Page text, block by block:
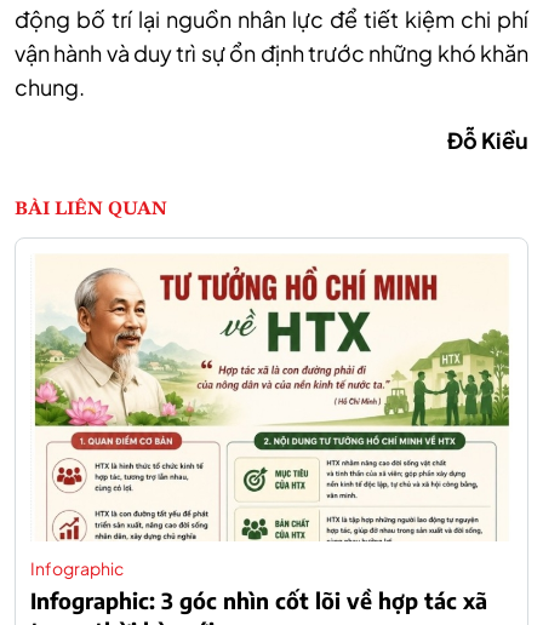
động bố trí lại nguồn nhân lực để tiết kiệm chi phí
vận hành và duy trì sự ổn định trước những khó khăn
chung.
Đỗ Kiều
BÀI LIÊN QUAN
Infographic
Infographic: 3 góc nhìn cốt lõi về hợp tác xã